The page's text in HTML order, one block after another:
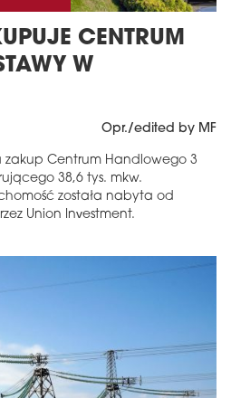
CENTRUM
W
Opr./edited by MF
zakup Centrum Handlowego 3
38,6 tys. mkw.
została nabyta od
Union Investment.